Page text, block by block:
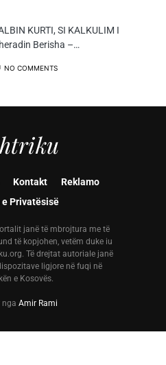
KURTI, SI KALKULIM I
Berisha –…
NO COMMENTS
Kontakt
Reklamo
Privatësisë
janë të mbrojtura me të
të kopjohen, vetëm duke iu
Të drejtat autoriale janë
ligjore në fuqi në
e Kosovës.
nga Amir Rami